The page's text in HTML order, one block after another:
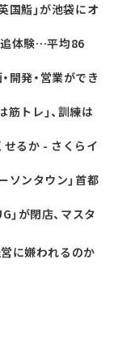
国鮨」が池袋にオ
体験…平均86
開発・営業ができ
トレ」、訓練は
せるか - さくらイ
ソンタウン」首都
」が閉店、マスタ
営に嫌われるのか